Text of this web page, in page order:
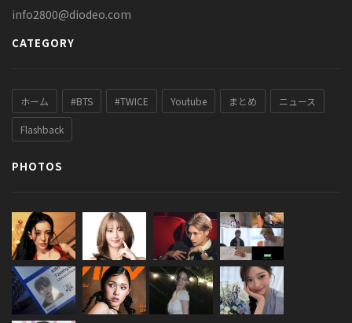
info2800@diodeo.com
CATEGORY
ホーム #BTS #TWICE Youtube まとめ ニュース
Flashback
PHOTOS